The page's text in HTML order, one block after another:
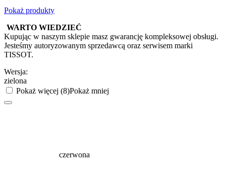
Pokaż produkty
WARTO WIEDZIEĆ
Kupując w naszym sklepie masz gwarancję kompleksowej obsługi.
Jesteśmy autoryzowanym sprzedawcą oraz serwisem marki
TISSOT.
Wersja:
zielona
Pokaż więcej (8)Pokaż mniej
czerwona